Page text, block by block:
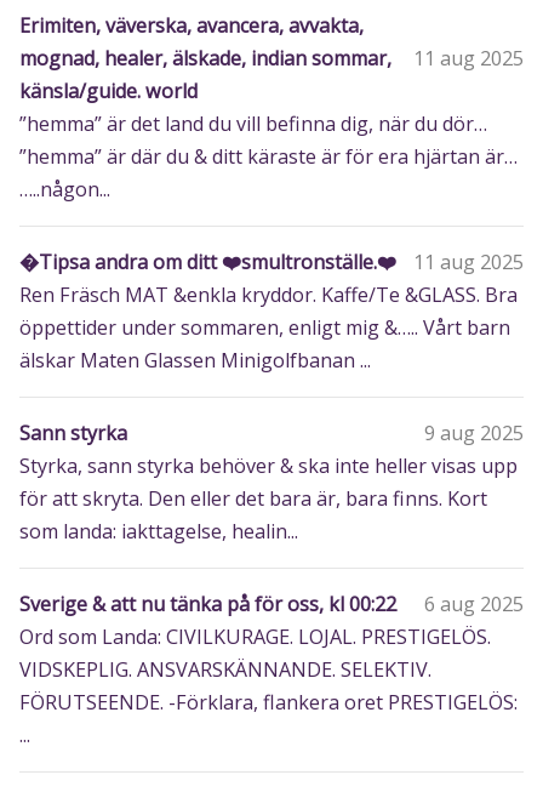
Erimiten, väverska, avancera, avvakta,
mognad, healer, älskade, indian sommar,
känsla/guide. world
11 aug 2025
”hemma” är det land du vill befinna dig, när du dör…
”hemma” är där du & ditt käraste är för era hjärtan är…
…..någon...
�️Tipsa andra om ditt ❤️smultronställe.❤️
11 aug 2025
Ren Fräsch MAT &enkla kryddor. Kaffe/Te &GLASS. Bra
öppettider under sommaren, enligt mig &….. Vårt barn
älskar Maten Glassen Minigolfbanan ...
Sann styrka
9 aug 2025
Styrka, sann styrka behöver & ska inte heller visas upp
för att skryta. Den eller det bara är, bara finns. Kort
som landa: iakttagelse, healin...
Sverige & att nu tänka på för oss, kl 00:22
6 aug 2025
Ord som Landa: CIVILKURAGE. LOJAL. PRESTIGELÖS.
VIDSKEPLIG. ANSVARSKÄNNANDE. SELEKTIV.
FÖRUTSEENDE. -Förklara, flankera oret PRESTIGELÖS:
...